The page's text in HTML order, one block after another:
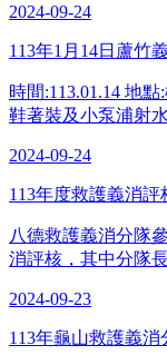
2024-09-24
113年1月14日蘆竹
時間:113.01.14 地
鞋著裝及小泵浦射水
2024-09-24
113年度救護義消評
八德救護義消分隊
消評核，其中分隊
2024-09-23
113年龜山救護義